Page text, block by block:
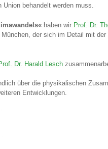
behandelt werden muss.
haben wir Prof. Dr.
der sich im Detail mit
Dr. Harald Lesch
über die physikalischen
Entwicklungen.